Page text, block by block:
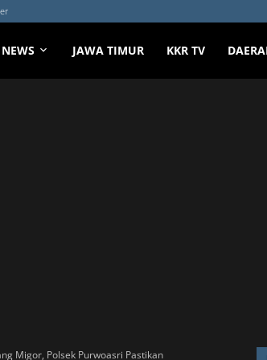
JAWA TIMUR KKR TV
Migor, Polsek Purwoasri Pastikan